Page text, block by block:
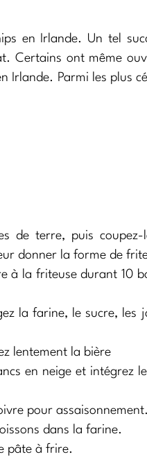
en Irlande. Un tel
Certains ont même
Irlande. Parmi les plus
de terre, puis coupez-
donner la forme de
à la friteuse durant 10
la farine, le sucre, les
lentement la bière
en neige et intégrez
pour assaisonnement.
dans la farine.
pâte à frire.